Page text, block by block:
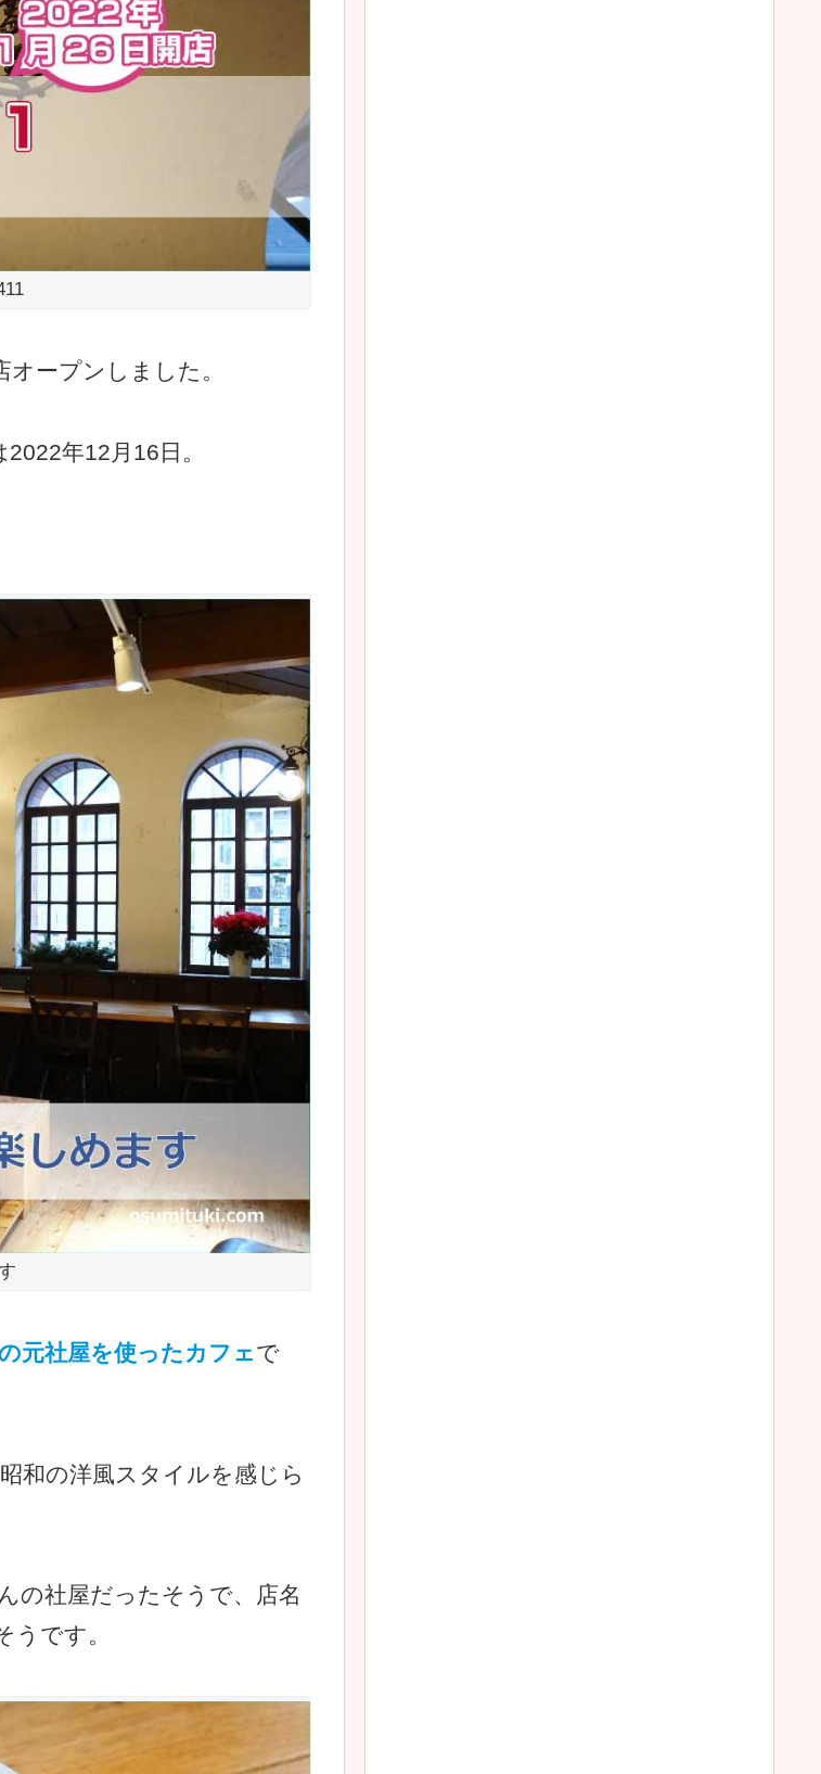
オープンしました。
2022年12月16日。
元社屋を使ったカフェで
和の洋風スタイルを感じら
の社屋だったそうで、店名
うです。